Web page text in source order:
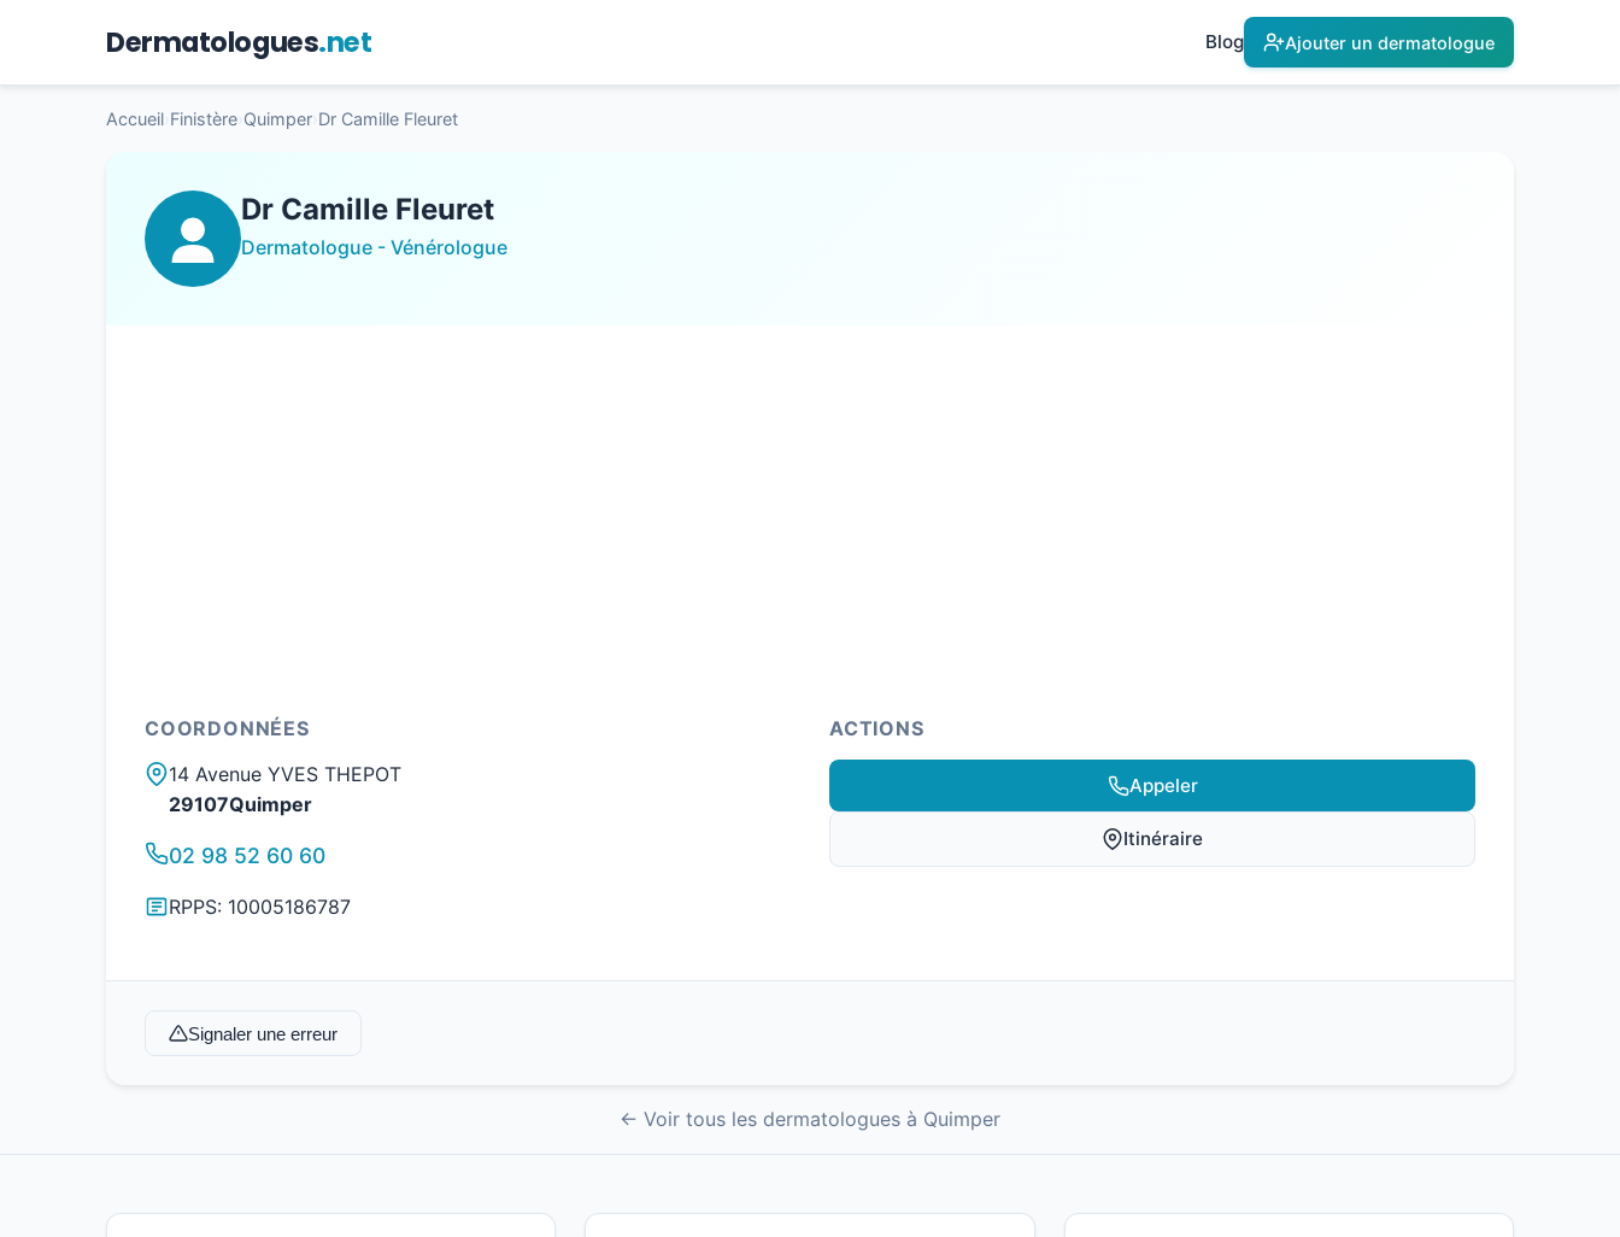
Dermatologues.net Blog Ajouter un dermatologue
Accueil Finistère Quimper Dr Camille Fleuret
Dr Camille Fleuret
Dermatologue - Vénérologue
COORDONNÉES
14 Avenue YVES THEPOT
29107Quimper
02 98 52 60 60
RPPS: 10005186787
ACTIONS
Appeler
Itinéraire
Signaler une erreur
← Voir tous les dermatologues à Quimper